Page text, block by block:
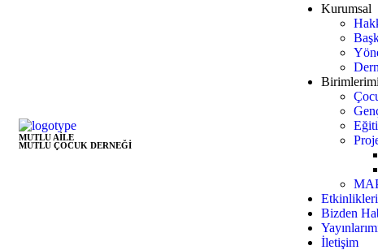
MUTLU AİLE
MUTLU ÇOCUK DERNEĞİ
Kurumsal
Bizden
İletişim